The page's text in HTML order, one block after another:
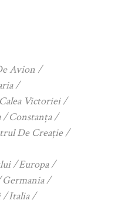
Avion
Calea Victoriei
Constanța
De Creație
Europa
Germania
Italia